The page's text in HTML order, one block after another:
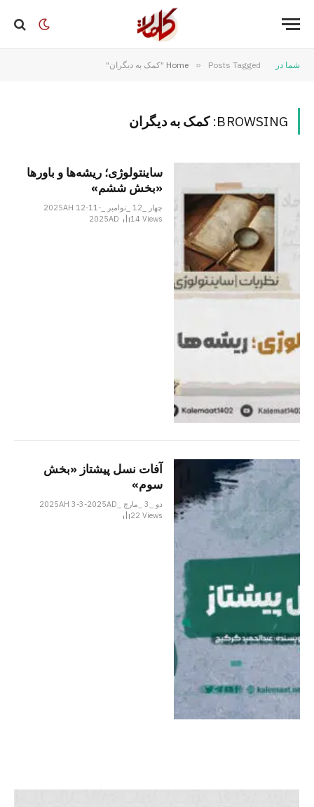
شما در Home » Posts Tagged "کمک به دیگران"
BROWSING: کمک به دیگران
ساینتولوژی؛ ریشه‌ها و باورها
«بخش ششم»
چهار _12 _نوامبر _2025AH 12-11-
2025AD
14Views
آفات نسل پیشتاز «بخش
سوم»
دو _3 _مارچ _2025AH 3-3-2025AD
22Views